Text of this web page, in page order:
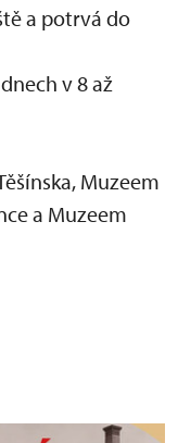
a potrvá do
v 8 až
Muzeem
a Muzeem